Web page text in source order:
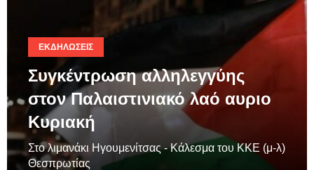
ΕΚΔΗΛΏΣΕΙΣ
Συγκέντρωση αλληλεγγύης
στον Παλαιστινιακό λαό αυριο
Κυριακή
Στο λιμανάκι Ηγουμενίτσας - Κάλεσμα του ΚΚΕ (μ-λ)
Θεσπρωτίας